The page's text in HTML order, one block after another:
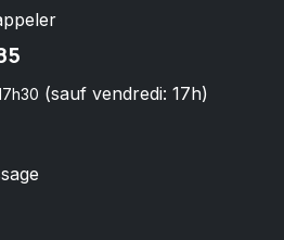
(sauf vendredi: 17h)